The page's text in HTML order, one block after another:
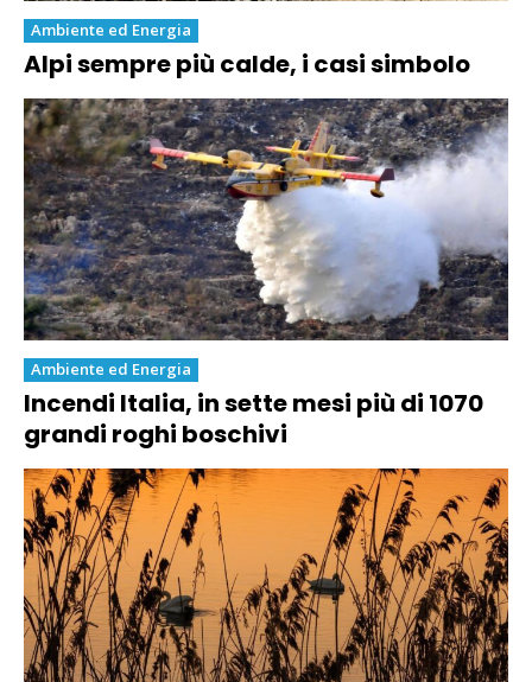
Ambiente ed Energia
Alpi sempre più calde, i casi simbolo
Ambiente ed Energia
Incendi Italia, in sette mesi più di 1070
grandi roghi boschivi